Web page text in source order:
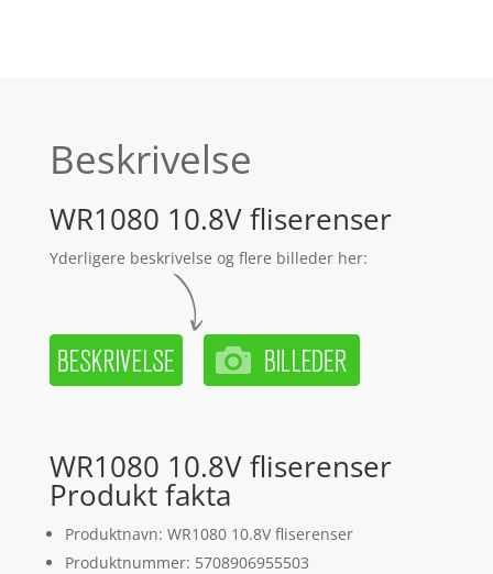
Beskrivelse
WR1080 10.8V fliserenser
Yderligere beskrivelse og flere billeder her:
WR1080 10.8V fliserenser
Produkt fakta
Produktnavn: WR1080 10.8V fliserenser
Produktnummer: 5708906955503